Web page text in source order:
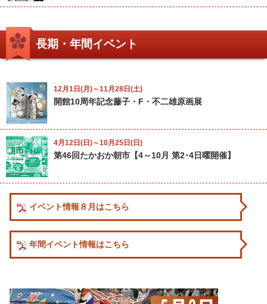
長期・年間イベント
12月1日(月)～11月28日(土)
開館10周年記念藤子・F・不二雄原画展
4月12日(日)～10月25日(日)
第46回たかおか朝市【4～10月 第2･4日曜開催】
イベント情報８月はこちら
年間イベント情報はこちら